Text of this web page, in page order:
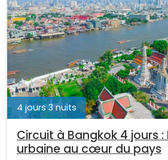
4 jours 3 nuits
Circuit à Bangkok 4 jours
urbaine au cœur du pays